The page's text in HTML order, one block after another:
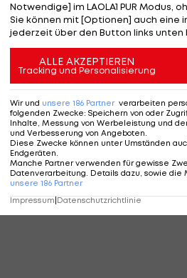
2026
SEITE2 VON 29
Notwendige] im LAOLA1 PUR
Sie können mit [Optionen] auch eine
jederzeit über den Button links unten
ALLE AKZEPTIEREN
Tracking und Personalisierung
Wir und unsere 186 Partner verarbeiten
folgenden Zwecke: Speichern von oder
Inhalte, Messung von Werbeleistung und
und Verbesserung von Angeboten.
Diese Zwecke können unter Umständen
Endgeräten.
Manche Partner verwenden für gewisse
Datenverarbeitung. Details dazu, sowie die
unsere 186 Partner
Impressum Datenschutzrichtlinie